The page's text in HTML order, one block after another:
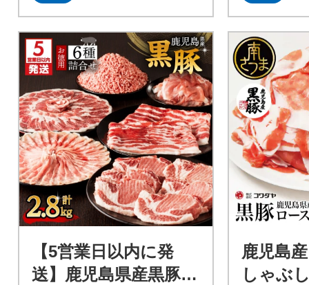
【5営業日以内に発
送】鹿児島県産黒豚お
鹿児島
しゃぶ